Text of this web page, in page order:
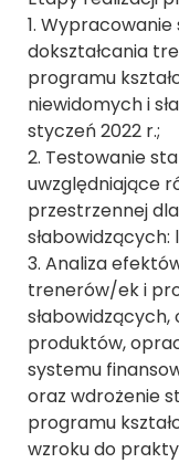
1.
dokształcania
programu
niewidomych i
styczeń 2022 r.;
2. Testowanie
uwzględniające
przestrzennej
słabowidzących:
3. Analiza
trenerów/ek i
produktów,
systemu
oraz wdrożenie
programu
wzroku do